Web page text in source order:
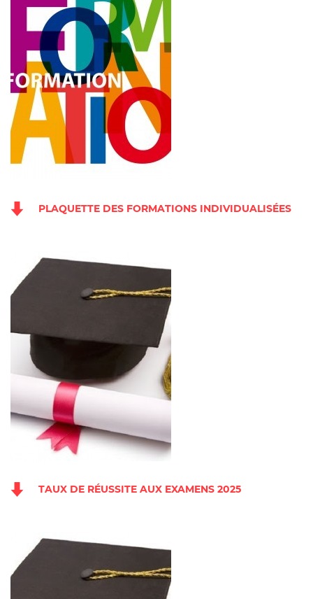
PLAQUETTE DES FORMATIONS INDIVIDUALISÉES
TAUX DE RÉUSSITE AUX EXAMENS 2025